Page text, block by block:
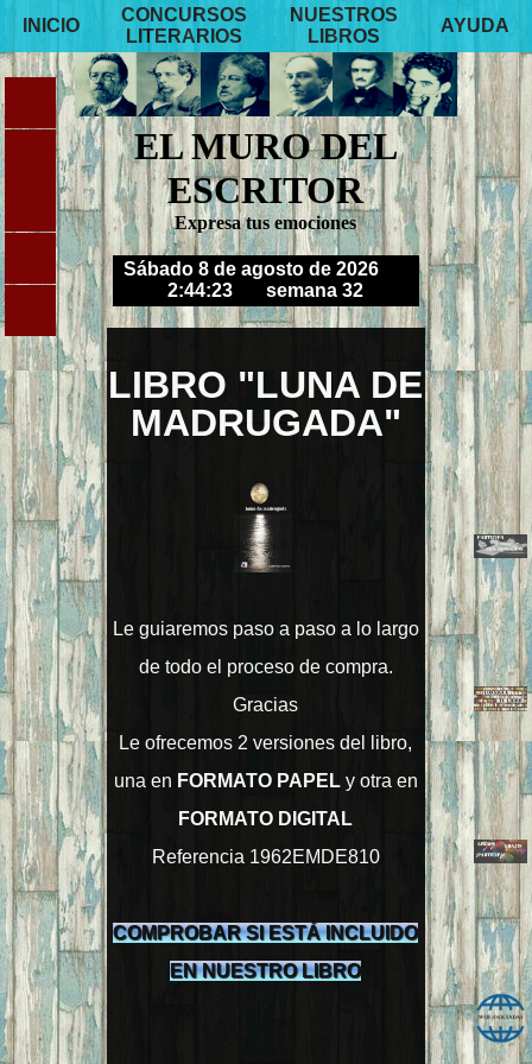
INICIO
CONCURSOS
LITERARIOS
NUESTROS
LIBROS
AYUDA
EL MURO DEL
ESCRITOR
Expresa tus emociones
Sábado 8 de agosto de 2026
2:44:23 semana 32
LIBRO "LUNA DE
MADRUGADA"
Le guiaremos paso a paso a lo largo
de todo el proceso de compra.
Gracias
Le ofrecemos 2 versiones del libro,
una en FORMATO PAPELy otra en
FORMATO DIGITAL
Referencia 1962EMDE810
COMPROBAR SI ESTÁ INCLUIDO
EN NUESTRO LIBRO